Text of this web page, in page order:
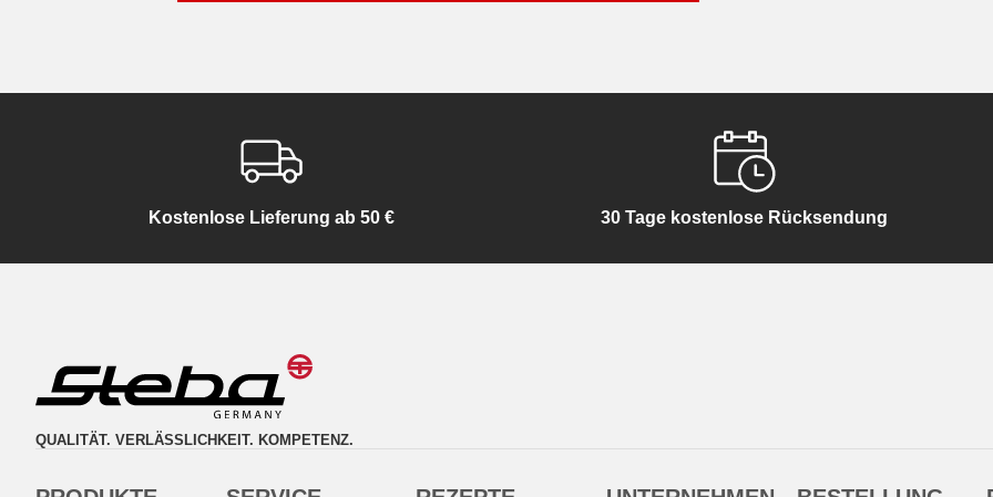
Kostenlose Lieferung ab 50 € 30 Tage kostenlose Rücksendung
QUALITÄT. VERLÄSSLICHKEIT. KOMPETENZ.